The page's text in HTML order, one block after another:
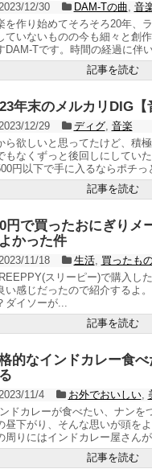
12/30 DAM-Tの曲, 音
を作り始めてそろそろ20年、
ていないものの今も細々と創
DAM-Tです。時間の経過に伴
記事を読む
年末のメルカリDIG【
12/29 ディグ, 音楽
ら欲しいと思ってたけど、積
もなくずっと後回しにしてい
円以下で手に入るならポチっ
記事を読む
円で買ったおにぎりメ
かった件
11/18 生活, 買ったも
スリーピー)で購入し
い感じだったので紹介するよ
ダイソーが...
記事を読む
的なインドカレー食
11/4 お外でおいしい,
ドカレーが食べたい、ナンを
昼下がり、そんな思いが頭を
周りにはインドカレー屋さん
記事を読む